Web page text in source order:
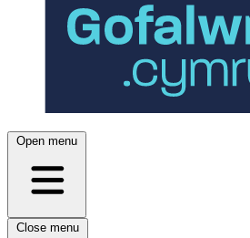
Open menu
Close menu